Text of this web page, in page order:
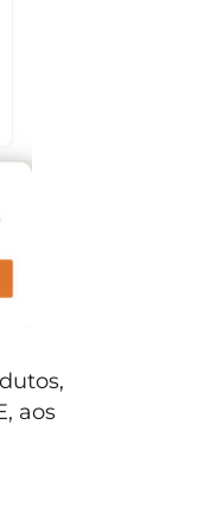
aos